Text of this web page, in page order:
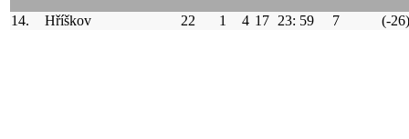
14. Hříškov 22 1 4 17 23: 59 7 (-26)